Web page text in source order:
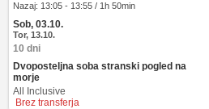
Nazaj: 13:05 - 13:55 / 1h 50min
Sob, 03.10.
Tor, 13.10.
10 dni
Dvoposteljna soba stranski pogled na
morje
All Inclusive
Brez transferja